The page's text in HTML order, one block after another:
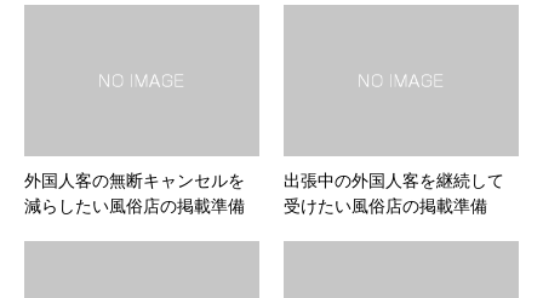
外国人客の無断キャンセルを
減らしたい風俗店の掲載準備
出張中の外国人客を継続して
受けたい風俗店の掲載準備